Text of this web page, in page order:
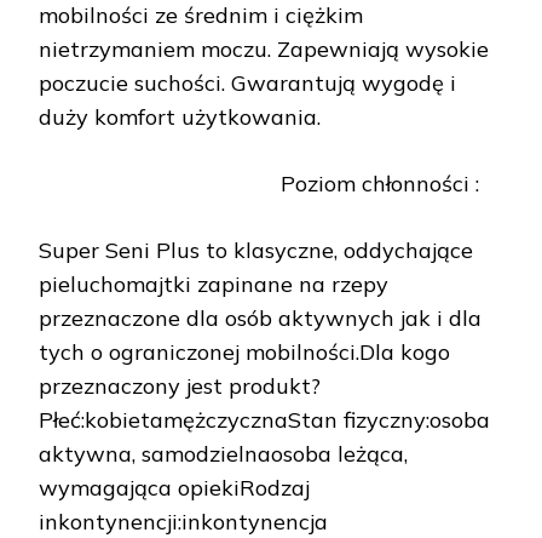
mobilności ze średnim i ciężkim
nietrzymaniem moczu. Zapewniają wysokie
poczucie suchości. Gwarantują wygodę i
duży komfort użytkowania.
Poziom chłonności :
Super Seni Plus to klasyczne, oddychające
pieluchomajtki zapinane na rzepy
przeznaczone dla osób aktywnych jak i dla
tych o ograniczonej mobilności.Dla kogo
przeznaczony jest produkt?
Płeć:kobietamężczycznaStan fizyczny:osoba
aktywna, samodzielnaosoba leżąca,
wymagająca opiekiRodzaj
inkontynencji:inkontynencja